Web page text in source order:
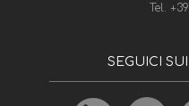
Tel.
SEGUICI